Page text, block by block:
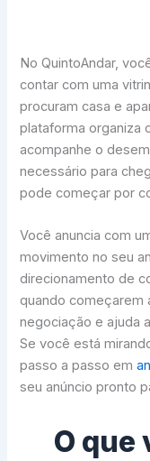
No QuintoAndar,
contar com uma
procuram casa e
plataforma organiza
acompanhe o
necessário para
pode começar por
Você anuncia com
movimento no seu
direcionamento de
quando começarem
negociação e ajuda
Se você está
passo a passo em
seu anúncio pronto
O que